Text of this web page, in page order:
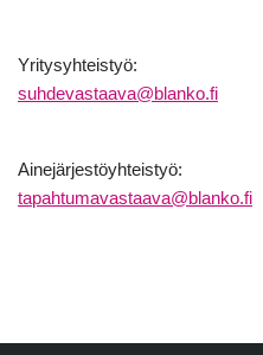
Yritysyhteistyö:
suhdevastaava@blanko.fi
Ainejärjestöyhteistyö:
tapahtumavastaava@blanko.fi